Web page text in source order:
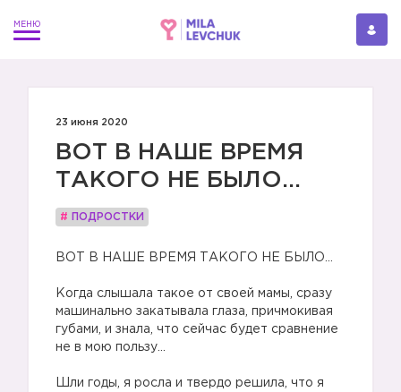
23 июня 2020
ВОТ В НАШЕ ВРЕМЯ
ТАКОГО НЕ БЫЛО…
# ПОДРОСТКИ
ВОТ В НАШЕ ВРЕМЯ ТАКОГО НЕ БЫЛО…
Когда слышала такое от своей мамы, сразу
машинально закатывала глаза, причмокивая
губами, и знала, что сейчас будет сравнение
не в мою пользу…
Шли годы, я росла и твердо решила, что я